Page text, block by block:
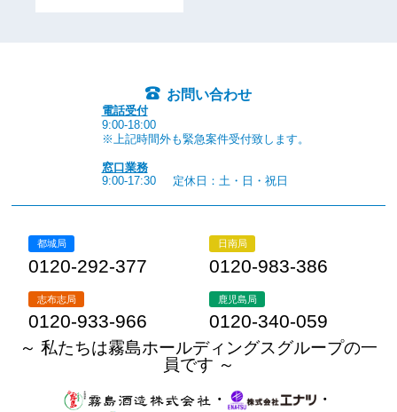
お問い合わせ
電話受付
9:00-18:00
※上記時間外も緊急案件受付致します。
窓口業務
9:00-17:30
定休日：土・日・祝日
都城局
0120-292-377
日南局
0120-983-386
志布志局
0120-933-966
鹿児島局
0120-340-059
～ 私たちは霧島ホールディングスグループの一
員です ～
・
・